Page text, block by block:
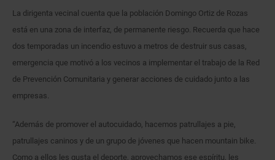
La dirigenta vecinal cuenta que la población Domingo Ortiz de Rozas
está en una zona de interfaz, de permanente riesgo. Recuerda que hace
dos temporadas un incendio estuvo a metros de destruir sus casas,
emergencia que motivó a los vecinos a implementar el trabajo de la Red
de Prevención Comunitaria y generar acciones de cuidado junto a las
empresas.
“Además de promover el autocuidado, hacemos patrullajes a pie,
patrullajes caninos y de un grupo de jóvenes que hacen mountain bike.
Como a ellos les gusta el deporte, aprovechamos ese espíritu, les